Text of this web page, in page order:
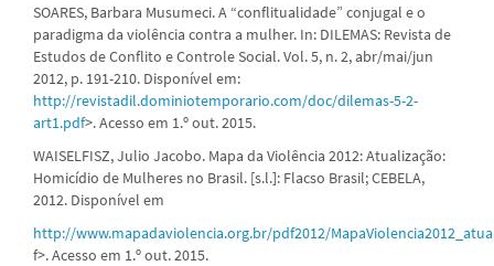
SOARES, Barbara Musumeci. A “conflitualidade” conjugal e o
paradigma da violência contra a mulher. In: DILEMAS: Revista de
Estudos de Conflito e Controle Social. Vol. 5, n. 2, abr/mai/jun
2012, p. 191-210. Disponível em:
http://revistadil.dominiotemporario.com/doc/dilemas-5-2-
art1.pdf>. Acesso em 1.º out. 2015.
WAISELFISZ, Julio Jacobo. Mapa da Violência 2012: Atualização:
Homicídio de Mulheres no Brasil. [s.l.]: Flacso Brasil; CEBELA,
2012. Disponível em
http://www.mapadaviolencia.org.br/pdf2012/
f>. Acesso em 1.º out. 2015.